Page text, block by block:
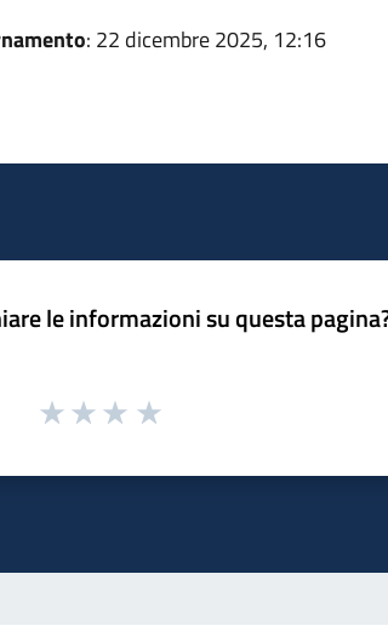
: 22 dicembre 2025, 12:16
le informazioni su questa